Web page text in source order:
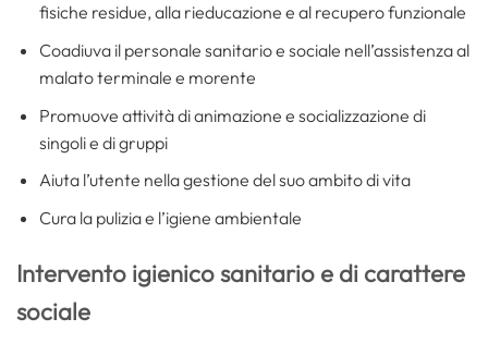
fisiche residue, alla rieducazione e al recupero funzionale
Coadiuva il personale sanitario e sociale nell’assistenza al
malato terminale e morente
Promuove attività di animazione e socializzazione di
singoli e di gruppi
Aiuta l’utente nella gestione del suo ambito di vita
Cura la pulizia e l’igiene ambientale
Intervento igienico sanitario e di carattere
sociale